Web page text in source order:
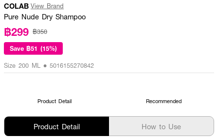
COLAB View Brand
Pure Nude Dry Shampoo
฿299 ฿350
Save ฿51 (15%)
Size 200 ML • 5016155270842
Product Detail Recommended
Product Detail How to Use